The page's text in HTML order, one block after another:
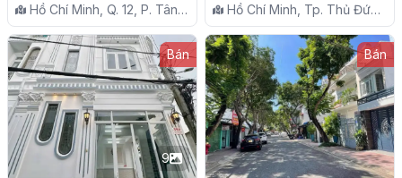
Hồ Chí Minh, Q. 12, P. Tân
Chánh Hiệp
Hồ Chí Minh, Tp. Thủ Đức,
P. Long Trường
Bán
9
Bán